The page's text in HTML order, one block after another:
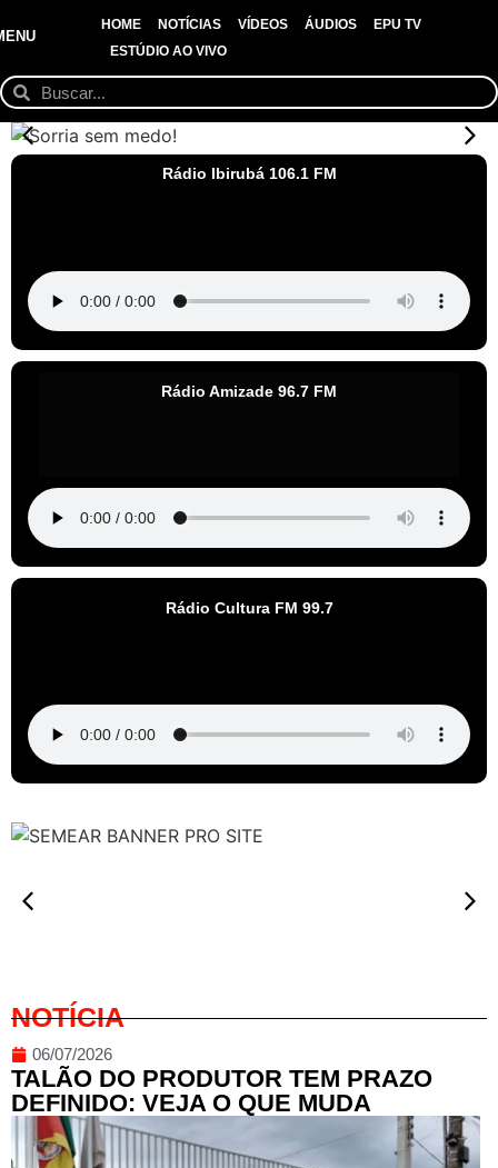
HOME NOTÍCIAS VÍDEOS ÁUDIOS
EPU TV
ESTÚDIO AO VIVO
Rádio Ibirubá 106.1 FM
Rádio Amizade 96.7 FM
Rádio Cultura FM 99.7
NOTÍCIA
06/07/2026
TALÃO DO PRODUTOR TEM PRAZO
DEFINIDO: VEJA O QUE MUDA